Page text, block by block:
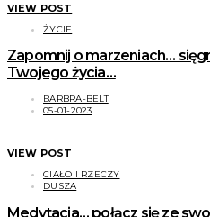
VIEW POST
ŻYCIE
Zapomnij o marzeniach…
Twojego życia…
BARBRA-BELT
05-01-2023
VIEW POST
CIAŁO I RZECZY
DUSZA
Medytacja… połącz się ze